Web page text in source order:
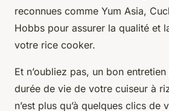
reconnues comme Yum Asia,
Hobbs pour assurer la qualité et
votre rice cooker.
Et n’oubliez pas, un bon
durée de vie de votre cuiseur à
n’est plus qu’à quelques clics de